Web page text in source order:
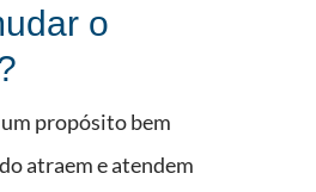
o
propósito bem
atraem e atendem